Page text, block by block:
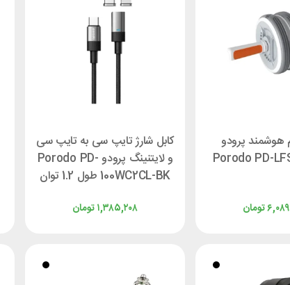
پرودو
Porodo PD-
تومان
کابل شارژ تایپ سی به تایپ سی
و لایتنینگ پرودو Porodo PD-
100WC2CL-BK طول 1.2 توان
تومان۱,۳۸۵,۲۰۸